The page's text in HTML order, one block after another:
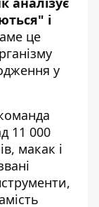
і
це
у
11 000
макак і